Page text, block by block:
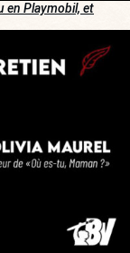
en Playmobil, et